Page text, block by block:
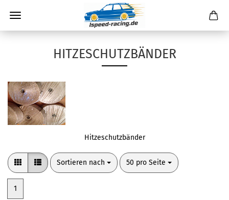
HITZESCHUTZBÄNDER
Hitzeschutzbänder
Sortieren nach
Sortieren nach 50 pro Seite
pro Seite
1